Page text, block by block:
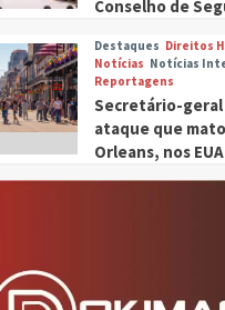
Conselho de
Destaques Direitos
Notícias Notícias
Reportagens
Secretário-geral
ataque que
Orleans, nos EUA